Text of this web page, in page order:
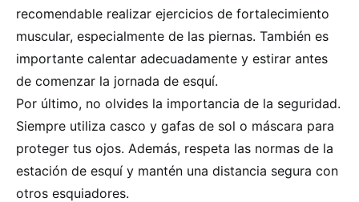
recomendable realizar ejercicios de fortalecimiento
muscular, especialmente de las piernas. También es
importante calentar adecuadamente y estirar antes
de comenzar la jornada de esquí.
Por último, no olvides la importancia de la seguridad.
Siempre utiliza casco y gafas de sol o máscara para
proteger tus ojos. Además, respeta las normas de la
estación de esquí y mantén una distancia segura con
otros esquiadores.